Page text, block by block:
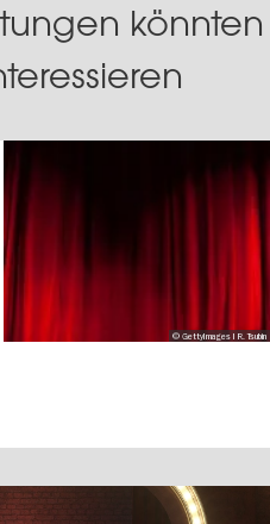
könnten
© GettyImages I R. Tsubin